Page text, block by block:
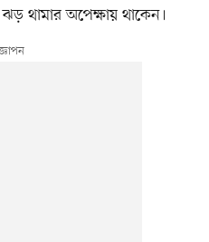
ঝড় থামার অপেক্ষায় থাকেন।